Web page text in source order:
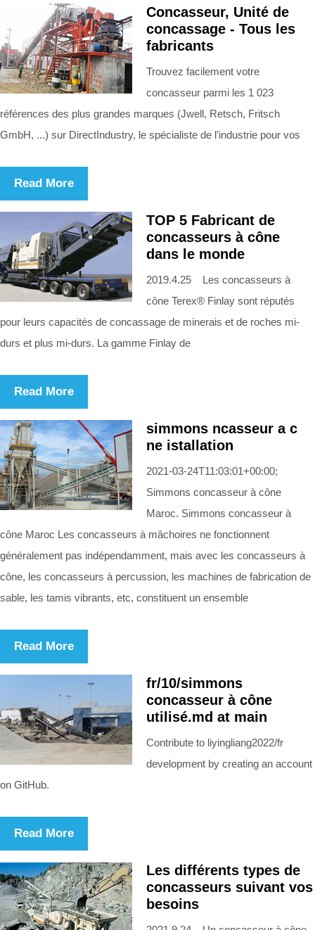
Concasseur, Unité de
concassage - Tous les
fabricants
Trouvez facilement votre
concasseur parmi les 1 023
références des plus grandes marques (Jwell, Retsch, Fritsch
GmbH, ...) sur DirectIndustry, le spécialiste de l’industrie pour vos
Read More
TOP 5 Fabricant de
concasseurs à cône
dans le monde
2019.4.25 Les concasseurs à
cône Terex® Finlay sont réputés
pour leurs capacités de concassage de minerais et de roches mi-
durs et plus mi-durs. La gamme Finlay de
Read More
simmons ncasseur a c
ne istallation
2021-03-24T11:03:01+00:00;
Simmons concasseur à cône
Maroc. Simmons concasseur à
cône Maroc Les concasseurs à mâchoires ne fonctionnent
généralement pas indépendamment, mais avec les concasseurs à
cône, les concasseurs à percussion, les machines de fabrication de
sable, les tamis vibrants, etc, constituent un ensemble
Read More
fr/10/simmons
concasseur à cône
utilisé.md at main
Contribute to liyingliang2022/fr
development by creating an account
on GitHub.
Read More
Les différents types de
concasseurs suivant vos
besoins